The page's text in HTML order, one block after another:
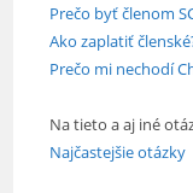
Prečo byť členom
Ako zaplatiť
Prečo mi nechodí
Na tieto a aj iné
Najčastejšie otázky